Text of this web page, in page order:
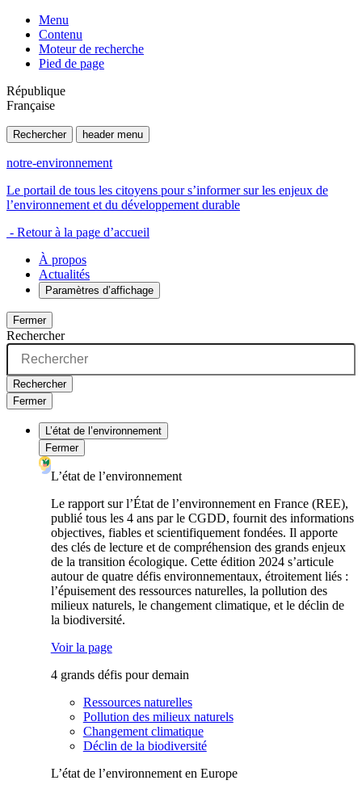
Menu
Contenu
Moteur de recherche
Pied de page
République
Française
Rechercher header menu
notre-environnement
Le portail de tous les citoyens pour s’informer sur les enjeux de
l’environnement et du développement durable
- Retour à la page d’accueil
À propos
Actualités
Paramètres d’affichage
Fermer
Rechercher
Rechercher
Fermer
L’état de l’environnement
Fermer
L’état de l’environnement
Le rapport sur l’État de l’environnement en France (REE),
publié tous les 4 ans par le CGDD, fournit des informations
objectives, fiables et scientifiquement fondées. Il apporte
des clés de lecture et de compréhension des grands enjeux
de la transition écologique. Cette édition 2024 s’articule
autour de quatre défis environnementaux, étroitement liés :
l’épuisement des ressources naturelles, la pollution des
milieux naturels, le changement climatique, et le déclin de
la biodiversité.
Voir la page
4 grands défis pour demain
Ressources naturelles
Pollution des milieux naturels
Changement climatique
Déclin de la biodiversité
L’état de l’environnement en Europe